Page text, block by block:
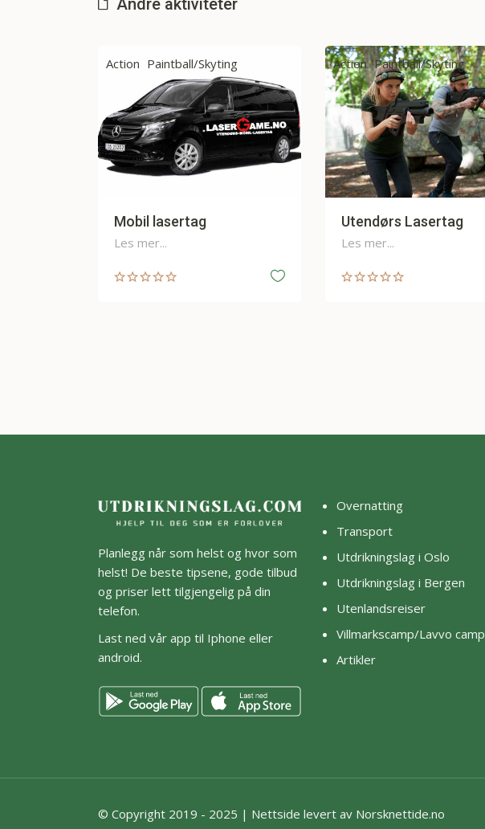
Andre aktiviteter
Action Paintball/Skyting
Utendørs Lasertag
Les mer...
Drink/mat kurs
Festlokale/underholdning
Franz Klammer
Keramikkverksted AS
Planlegg når som helst og hvor som
helst! De beste tipsene, gode tilbud
og priser lett tilgjengelig på din
telefon.
Last ned vår app til Iphone eller
android.
Overnatting
Transport
Utdrikningslag i Oslo
Utdrikningslag i Bergen
Utenlandsreiser
Villmarkscamp/Lavvo camp
Artikler
© Copyright 2019 - 2025 | Nettside levert av Norsknettide.no